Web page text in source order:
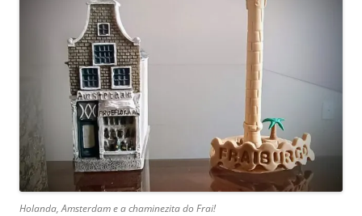
Holanda, Amsterdam e a chaminezita do Frai!